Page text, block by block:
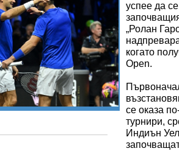
успее да
„Ролан
когато
Open.
се оказа
турнири,
Индиън